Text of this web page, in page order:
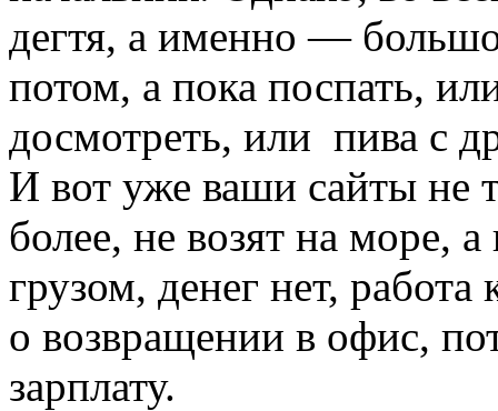
дегтя, а именно —
потом, а пока поспать,
досмотреть, или пива с
И вот уже ваши сайты не
более, не возят на море,
грузом, денег нет,
о возвращении в офис,
зарплату.